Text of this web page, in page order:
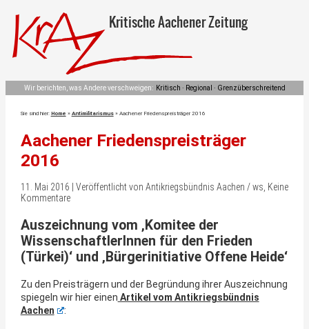
Kritische Aachener Zeitung
Wir berichten, was Andere verschweigen: Kritisch · Regional · Grenzüberschreitend
Sie sind hier: Home » Antimilitarismus» Aachener Friedenspreisträger 2016
Aachener Friedenspreisträger
2016
11. Mai 2016 | Veröffentlicht von Antikriegsbündnis Aachen / ws, Keine
Kommentare
Auszeichnung vom ‚Komitee der
WissenschaftlerInnen für den Frieden
(Türkei)‘ und ‚Bürgerinitiative Offene Heide‘
Zu den Preisträgern und der Begründung ihrer Auszeichnung
spiegeln wir hier einen Artikel vom Antikriegsbündnis
Aachen
: